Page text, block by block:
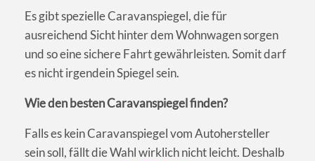
Es gibt spezielle Caravanspiegel, die für
ausreichend Sicht hinter dem Wohnwagen sorgen
und so eine sichere Fahrt gewährleisten. Somit darf
es nicht irgendein Spiegel sein.
Wie den besten Caravanspiegel finden?
Falls es kein Caravanspiegel vom Autohersteller
sein soll, fällt die Wahl wirklich nicht leicht. Deshalb